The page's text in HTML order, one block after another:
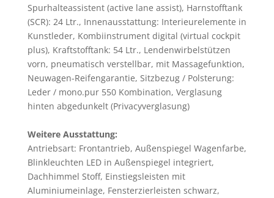
Spurhalteassistent (active lane assist), Harnstofftank
(SCR): 24 Ltr., Innenausstattung: Interieurelemente in
Kunstleder, Kombiinstrument digital (virtual cockpit
plus), Kraftstofftank: 54 Ltr., Lendenwirbelstützen
vorn, pneumatisch verstellbar, mit Massagefunktion,
Neuwagen-Reifengarantie, Sitzbezug / Polsterung:
Leder / mono.pur 550 Kombination, Verglasung
hinten abgedunkelt (Privacyverglasung)
Weitere Ausstattung:
Antriebsart: Frontantrieb, Außenspiegel Wagenfarbe,
Blinkleuchten LED in Außenspiegel integriert,
Dachhimmel Stoff, Einstiegsleisten mit
Aluminiumeinlage, Fensterzierleisten schwarz,